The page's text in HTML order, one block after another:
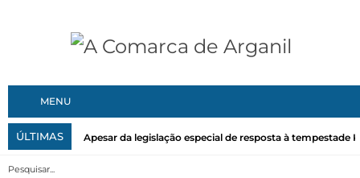
MENU
ÚLTIMAS Apesar da legislação especial de resposta à tempestade